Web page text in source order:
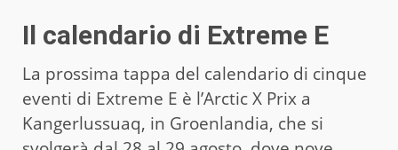
Il calendario di Extreme E
La prossima tappa del calendario di cinque
eventi di Extreme E è l’Arctic X Prix a
Kangerlussuaq, in Groenlandia, che si